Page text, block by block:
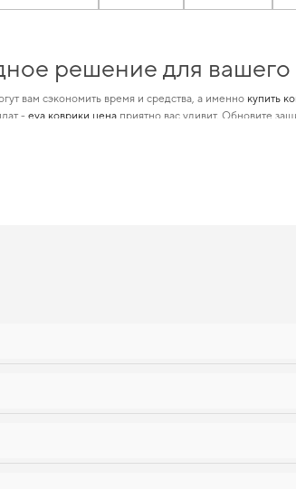
решение для
вам сэкономить время и средства, а именно купить
- eva коврики цена приятно вас удивит. Обновите